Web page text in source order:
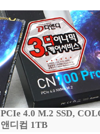
4.0 M.2 SSD,
디컴 1TB